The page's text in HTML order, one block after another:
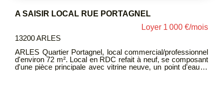
A SAISIR LOCAL RUE PORTAGNEL
Loyer 1 000 €/mois
13200 ARLES
ARLES Quartier Portagnel, local commercial/professionnel
d'environ 72 m². Local en RDC refait à neuf, se composant
d'une pièce principale avec vitrine neuve, un point d'eau et